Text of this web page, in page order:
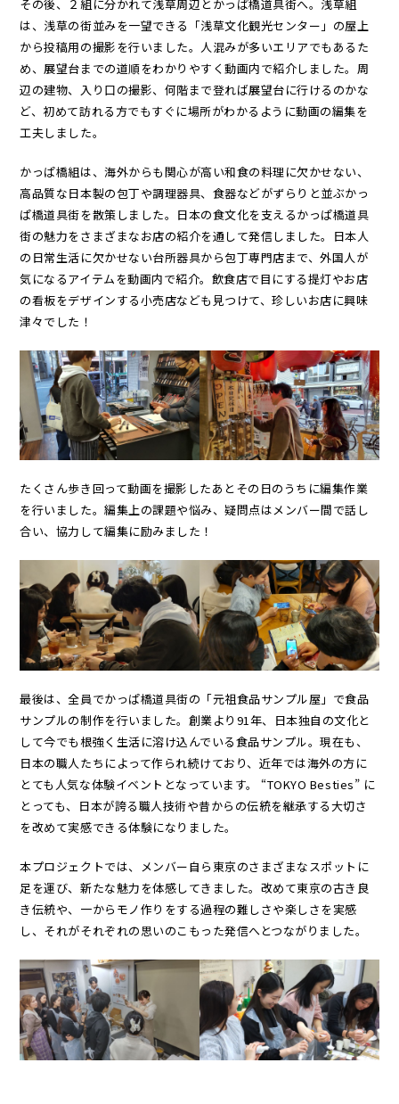
その後、２組に分かれて浅草周辺とかっぱ橋道具街へ。浅草組
は、浅草の街並みを一望できる「浅草文化観光センター」の屋上
から投稿用の撮影を行いました。人混みが多いエリアでもあるた
め、展望台までの道順をわかりやすく動画内で紹介しました。周
辺の建物、入り口の撮影、何階まで登れば展望台に行けるのかな
ど、初めて訪れる方でもすぐに場所がわかるように動画の編集を
工夫しました。
かっぱ橋組は、海外からも関心が高い和食の料理に欠かせない、
高品質な日本製の包丁や調理器具、食器などがずらりと並ぶかっ
ぱ橋道具街を散策しました。日本の食文化を支えるかっぱ橋道具
街の魅力をさまざまなお店の紹介を通して発信しました。日本人
の日常生活に欠かせない台所器具から包丁専門店まで、外国人が
気になるアイテムを動画内で紹介。飲食店で目にする提灯やお店
の看板をデザインする小売店なども見つけて、珍しいお店に興味
津々でした！
たくさん歩き回って動画を撮影したあとその日のうちに編集作業
を行いました。編集上の課題や悩み、疑問点はメンバー間で話し
合い、協力して編集に励みました！
最後は、全員でかっぱ橋道具街の「元祖食品サンプル屋」で食品
サンプルの制作を行いました。創業より91年、日本独自の文化と
して今でも根強く生活に溶け込んでいる食品サンプル。現在も、
日本の職人たちによって作られ続けており、近年では海外の方に
とても人気な体験イベントとなっています。 “TOKYO Besties” に
とっても、日本が誇る職人技術や昔からの伝統を継承する大切さ
を改めて実感できる体験になりました。
本プロジェクトでは、メンバー自ら東京のさまざまなスポットに
足を運び、新たな魅力を体感してきました。改めて東京の古き良
き伝統や、一からモノ作りをする過程の難しさや楽しさを実感
し、それがそれぞれの思いのこもった発信へとつながりました。